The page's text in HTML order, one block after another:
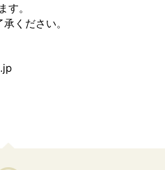
。
ください。